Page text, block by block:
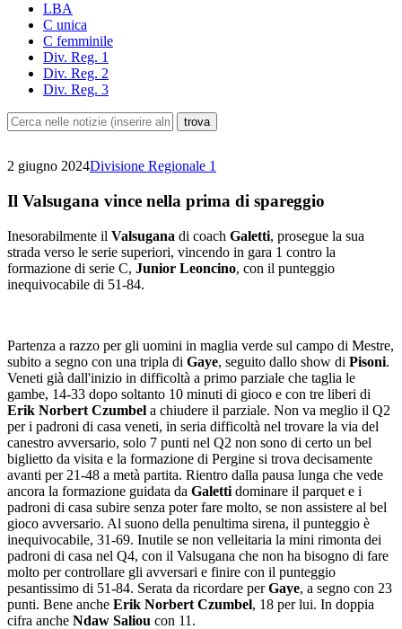
LBA
C unica
C femminile
Div. Reg. 1
Div. Reg. 2
Div. Reg. 3
2 giugno 2024Divisione Regionale 1
Il Valsugana vince nella prima di spareggio
Inesorabilmente il Valsugana di coach Galetti, prosegue la sua
strada verso le serie superiori, vincendo in gara 1 contro la
formazione di serie C, Junior Leoncino, con il punteggio
inequivocabile di 51-84.
Partenza a razzo per gli uomini in maglia verde sul campo di Mestre,
subito a segno con una tripla di Gaye, seguito dallo show di Pisoni.
Veneti già dall'inizio in difficoltà a primo parziale che taglia le
gambe, 14-33 dopo soltanto 10 minuti di gioco e con tre liberi di
Erik Norbert Czumbel a chiudere il parziale. Non va meglio il Q2
per i padroni di casa veneti, in seria difficoltà nel trovare la via del
canestro avversario, solo 7 punti nel Q2 non sono di certo un bel
biglietto da visita e la formazione di Pergine si trova decisamente
avanti per 21-48 a metà partita. Rientro dalla pausa lunga che vede
ancora la formazione guidata da Galetti dominare il parquet e i
padroni di casa subire senza poter fare molto, se non assistere al bel
gioco avversario. Al suono della penultima sirena, il punteggio è
inequivocabile, 31-69. Inutile se non velleitaria la mini rimonta dei
padroni di casa nel Q4, con il Valsugana che non ha bisogno di fare
molto per controllare gli avversari e finire con il punteggio
pesantissimo di 51-84. Serata da ricordare perGaye, a segno con 23
punti. Bene anche Erik Norbert Czumbel, 18 per lui. In doppia
cifra anche Ndaw Saliou con 11.